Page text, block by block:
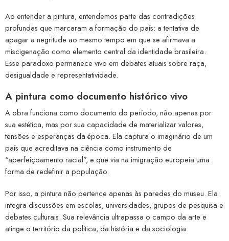
Ao entender a pintura, entendemos parte das contradições
profundas que marcaram a formação do país: a tentativa de
apagar a negritude ao mesmo tempo em que se afirmava a
miscigenação como elemento central da identidade brasileira.
Esse paradoxo permanece vivo em debates atuais sobre raça,
desigualdade e representatividade.
A pintura como documento histórico vivo
A obra funciona como documento do período, não apenas por
sua estética, mas por sua capacidade de materializar valores,
tensões e esperanças da época. Ela captura o imaginário de um
país que acreditava na ciência como instrumento de
“aperfeiçoamento racial”, e que via na imigração europeia uma
forma de redefinir a população.
Por isso, a pintura não pertence apenas às paredes do museu. Ela
integra discussões em escolas, universidades, grupos de pesquisa e
debates culturais. Sua relevância ultrapassa o campo da arte e
atinge o território da política, da história e da sociologia.